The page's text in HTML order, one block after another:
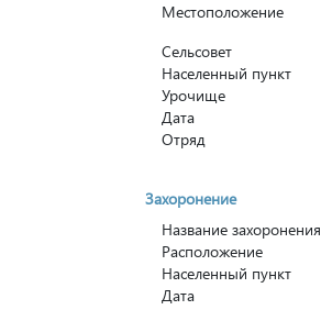
Местоположение
Сельсовет
Населенный пункт
Урочище
Дата
Отряд
Захоронение
Название захоронения
Расположение
Населенный пункт
Дата